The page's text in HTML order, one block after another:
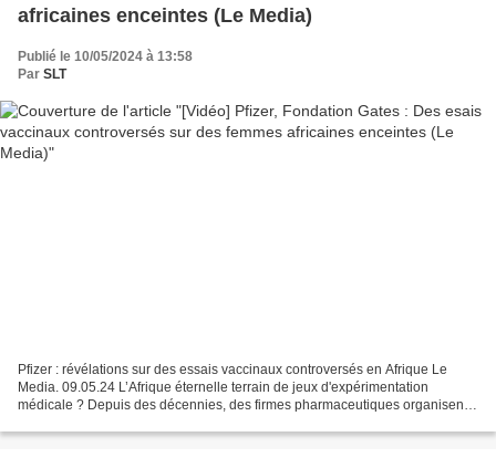
africaines enceintes (Le Media)
Publié le 10/05/2024 à 13:58
Par SLT
Pfizer : révélations sur des essais vaccinaux controversés en Afrique Le
Media. 09.05.24 L’Afrique éternelle terrain de jeux d'expérimentation
médicale ? Depuis des décennies, des firmes pharmaceutiques organisent